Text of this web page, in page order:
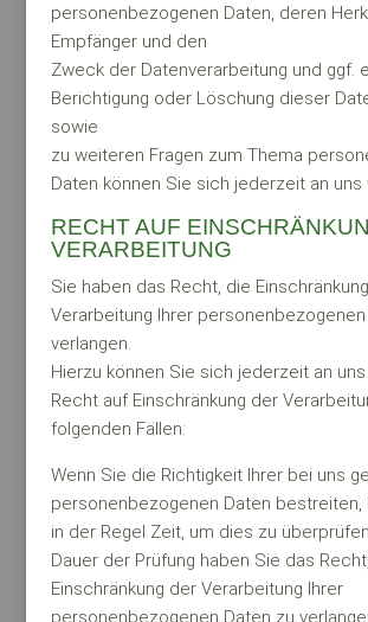
personenbezogenen Daten, deren
Empfänger und den
Zweck der Datenverarbeitung und ggf.
Berichtigung oder Löschung dieser
sowie
zu weiteren Fragen zum Thema
Daten können Sie sich jederzeit an uns
RECHT AUF
VERARBEITUNG
Sie haben das Recht, die
Verarbeitung Ihrer
verlangen.
Hierzu können Sie sich jederzeit an
Recht auf Einschränkung der
folgenden Fällen:
Wenn Sie die Richtigkeit Ihrer bei uns
personenbezogenen Daten bestreiten,
in der Regel Zeit, um dies zu
Dauer der Prüfung haben Sie das
Einschränkung der Verarbeitung Ihrer
personenbezogenen Daten zu